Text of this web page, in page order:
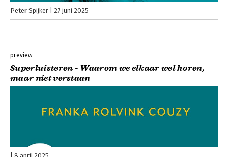
Peter Spijker 27 juni 2025
preview
Superluisteren - Waarom we elkaar wel horen,
maar niet verstaan